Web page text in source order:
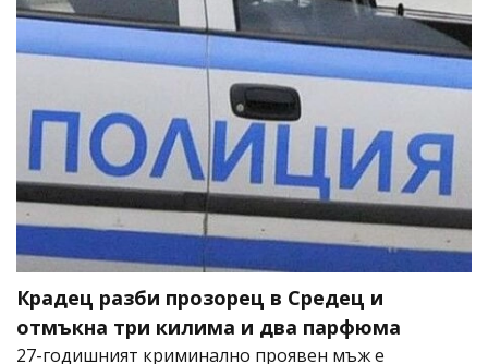
Крадец разби прозорец в Средец и
отмъкна три килима и два парфюма
27-годишният криминално проявен мъж е